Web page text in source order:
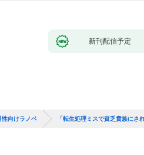
新刊配信予定
性向けラノベ 「転生処理ミスで貧乏貴族にさ